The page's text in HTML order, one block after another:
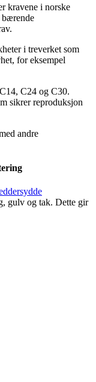
kravene i norske
bærende
i treverket som
for eksempel
C24 og C30.
sikrer reproduksjon
andre
gulv og tak. Dette gir